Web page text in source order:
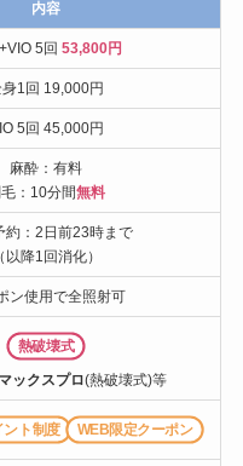
内容
5回53,800円
身1回 19,000円
5回 45,000円
麻酔：有料
：10分間無料
約：2日前23時まで
（以降1回消化）
ン使用で全照射可
熱破壊式
ックスプロ(熱破壊式)等
ント制度 WEB限定クーポン